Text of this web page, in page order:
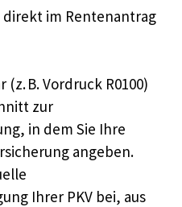
direkt im Rentenantrag
B. Vordruck R0100)
zur
in dem Sie Ihre
angeben.
Ihrer PKV bei, aus